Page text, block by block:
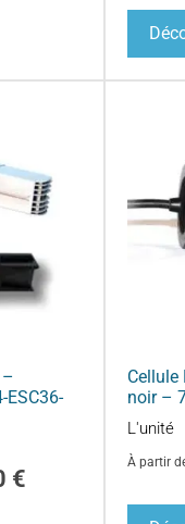
ESC36-
€
Cellule
noir –
L'unité
À partir